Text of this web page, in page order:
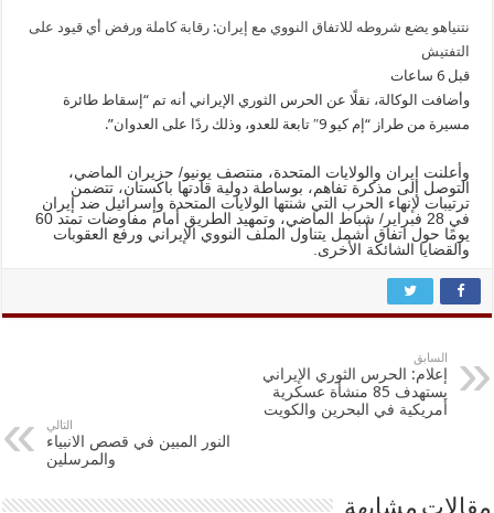
نتنياهو يضع شروطه للاتفاق النووي مع إيران: رقابة كاملة ورفض أي قيود على
التفتيش
قبل 6 ساعات
وأضافت الوكالة، نقلًا عن الحرس الثوري الإيراني أنه تم “إسقاط طائرة
مسيرة من طراز “إم كيو 9″ تابعة للعدو، وذلك ردًا على العدوان”.
وأعلنت إيران والولايات المتحدة، منتصف يونيو/ حزيران الماضي،
التوصل إلى مذكرة تفاهم، بوساطة دولية قادتها باكستان، تتضمن
ترتيبات لإنهاء الحرب التي شنتها الولايات المتحدة وإسرائيل ضد إيران
في 28 فبراير/ شباط الماضي، وتمهيد الطريق أمام مفاوضات تمتد 60
يومًا حول اتفاق أشمل يتناول الملف النووي الإيراني ورفع العقوبات
والقضايا الشائكة الأخرى.
السابق
إعلام: الحرس الثوري الإيراني
يستهدف 85 منشأة عسكرية
أمريكية في البحرين والكويت
التالي
النور المبين في قصص الانبياء
والمرسلين